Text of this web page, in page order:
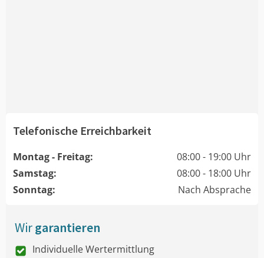
Telefonische Erreichbarkeit
Montag - Freitag:
08:00 - 19:00 Uhr
Samstag:
08:00 - 18:00 Uhr
Sonntag:
Nach Absprache
Wirgarantieren
Individuelle Wertermittlung